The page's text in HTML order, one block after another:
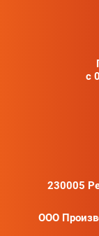
с
230005
ООО